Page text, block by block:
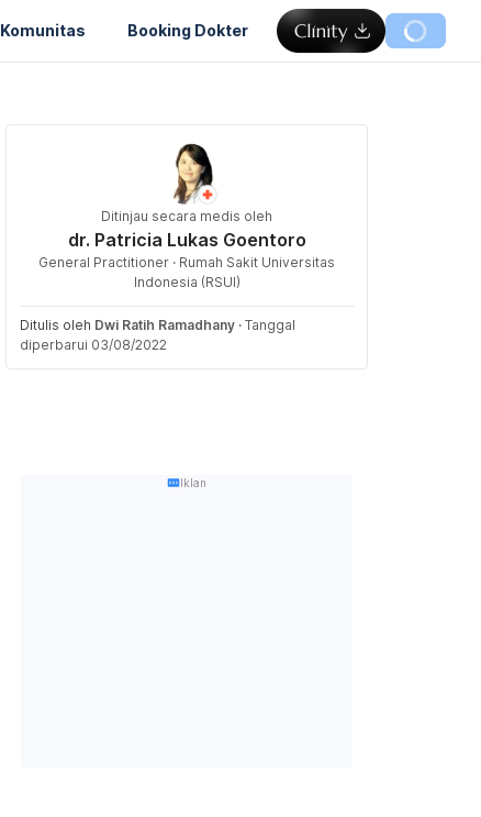
Komunitas Booking Dokter
Ditinjau secara medis oleh
dr. Patricia Lukas Goentoro
General Practitioner · Rumah Sakit Universitas
Indonesia (RSUI)
Ditulis oleh Dwi Ratih Ramadhany · Tanggal
diperbarui 03/08/2022
Iklan